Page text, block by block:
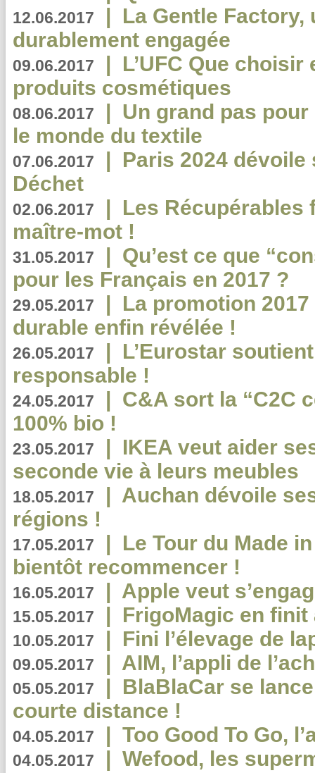
12.06.2017 | La Gentle
durablement engagée
09.06.2017 | L’UFC Que
produits cosmétiques
08.06.2017 | Un grand pas
le monde du textile
07.06.2017 | Paris 2024
Déchet
02.06.2017 | Les Récupérables
maître-mot !
31.05.2017 | Qu’est ce que
pour les Français en 2017 ?
29.05.2017 | La promotion
durable enfin révélée !
26.05.2017 | L’Eurostar
responsable !
24.05.2017 | C&A sort la “C2C
100% bio !
23.05.2017 | IKEA veut aider
seconde vie à leurs meubles
18.05.2017 | Auchan dévoile
régions !
17.05.2017 | Le Tour du Made
bientôt recommencer !
16.05.2017 | Apple veut
15.05.2017 | FrigoMagic en
10.05.2017 | Fini l’élevage de
09.05.2017 | AIM, l’appli de
05.05.2017 | BlaBlaCar se
courte distance !
04.05.2017 | Too Good To Go,
04.05.2017 | Wefood, les